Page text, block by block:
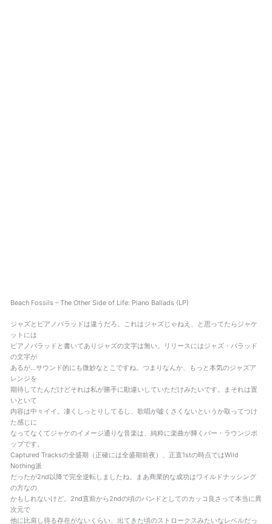
Beach Fossils – The Other Side of Life: Piano Ballads (LP)
ジャズとピアノバラッドは違うだろ。これはジャズじゃねえ、と思ってたらジャケ
ットには
ピアノバラッドと書いてありジャズの文字は無い。リリースにはジャズ・バラッド
の文字が
あるが…サウンド的にも微妙なとこですね。つまりなんか、もっと本気のジャズア
レンジを
期待してたんだけどそれは私が勝手に勘違いしていただけみたいです。まそれは置
いといて
内容は中々イイ。凄くしっとりしてるし、歌唱が嘘くさくないというか取ってつけ
た感じに
なってなくてジャケのイメージ通りな音楽は、純粋に楽曲が輝くバー・ラウンジポ
ップです。
Captured Tracksの全盛期（正確には全盛期前夜）、正直1stの時点ではWild
Nothing派
だったが2nd以降で完全逆転しましたね。まあ商業的な成功はワイルドナッシング
の方なの
かもしれないけど。2nd直前から2ndの頃のバンドとしてのカッコ良さって本当に異
次元で
他に比肩し得る存在がないくらい、出てきた頃のストロークスみたいなレベルだっ